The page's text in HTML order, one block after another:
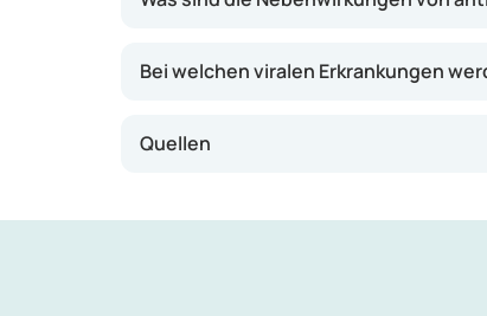
Bei welchen viralen Erkrankungen
Quellen